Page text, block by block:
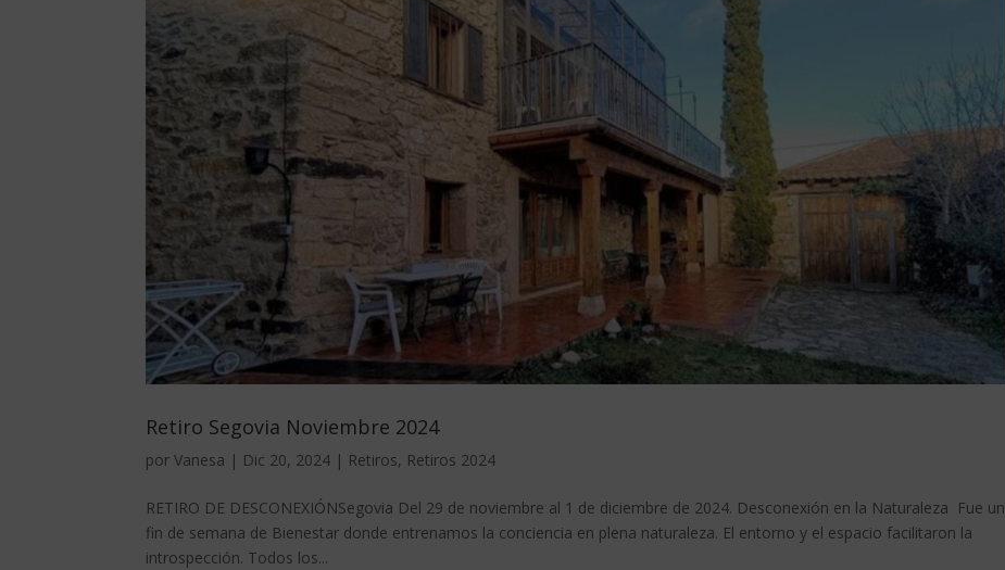
Retiro Segovia Noviembre 2024
porVanesa | Dic 20, 2024 | Retiros, Retiros 2024
RETIRO DE DESCONEXIÓNSegovia Del 29 de noviembre al 1 de diciembre de 2024. Desconexión en la Naturaleza Fue un
fin de semana de Bienestar donde entrenamos la conciencia en plena naturaleza. El entorno y el espacio facilitaron la
introspección. Todos los...